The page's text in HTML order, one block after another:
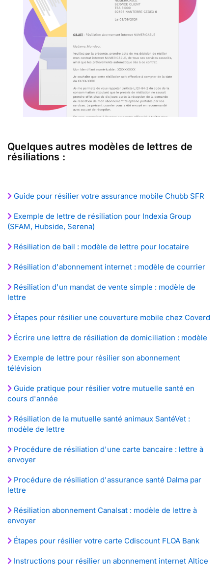
Quelques autres modèles de lettres de
résiliations :
Guide pour résilier votre assurance mobile Chubb SFR
Exemple de lettre de résiliation pour Indexia Group
(SFAM, Hubside, Serena)
Résiliation de bail : modèle de lettre pour locataire
Résiliation d'abonnement internet : modèle de courrier
Résiliation d'un mandat de vente simple : modèle de
lettre
Étapes pour résilier une couverture mobile chez Coverd
Écrire une lettre de résiliation de domiciliation : modèle
Exemple de lettre pour résilier son abonnement
télévision
Guide pratique pour résilier votre mutuelle santé en
cours d'année
Résiliation de la mutuelle santé animaux SantéVet :
modèle de lettre
Procédure de résiliation d'une carte bancaire : lettre à
envoyer
Procédure de résiliation d'assurance santé Dalma par
lettre
Résiliation abonnement Canalsat : modèle de lettre à
envoyer
Étapes pour résilier votre carte Cdiscount FLOA Bank
Instructions pour résilier un abonnement internet Altice